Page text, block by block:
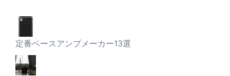
定番ベースアンプメーカー13選